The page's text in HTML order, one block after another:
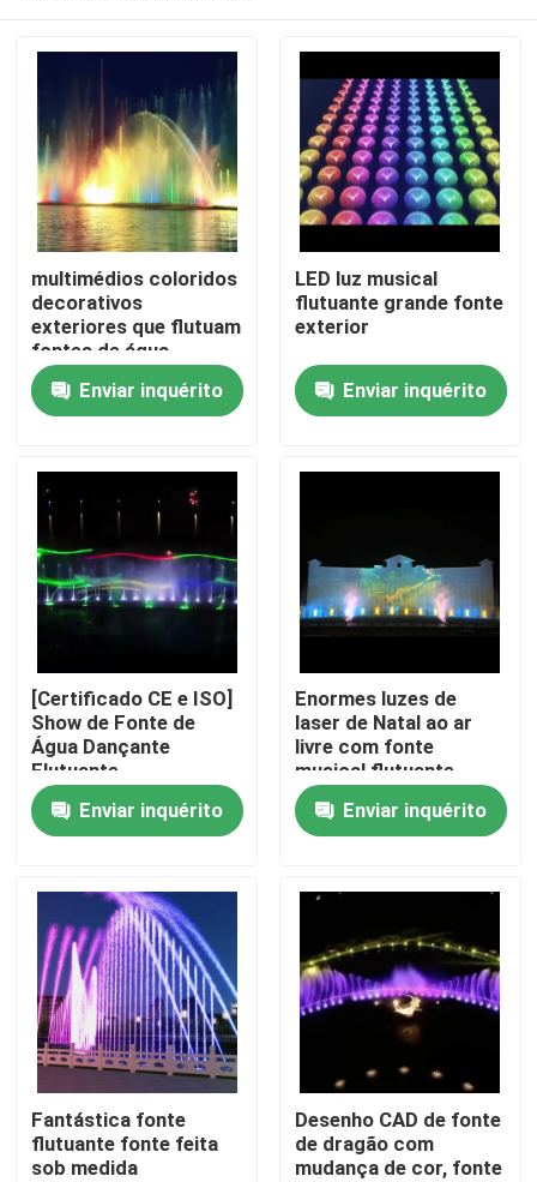
Casa
Produtos
Fábrica
Controle de Qualidade
Pedir um orçamento
fonte de flutuação
Fontes do Lago
fonte musical
multimédios coloridos
decorativos
exteriores que flutuam
fontes de água
Enviar inquérito
LED luz musical
flutuante grande fonte
exterior
Enviar inquérito
[Certificado CE e ISO]
Show de Fonte de
Água Dançante
Flutuante
Enviar inquérito
Enormes luzes de
laser de Natal ao ar
livre com fonte
musical flutuante
única no lago
Enviar inquérito
Fantástica fonte
flutuante fonte feita
sob medida
Desenho CAD de fonte
de dragão com
mudança de cor, fonte